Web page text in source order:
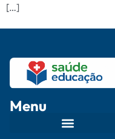
[…]
Menu